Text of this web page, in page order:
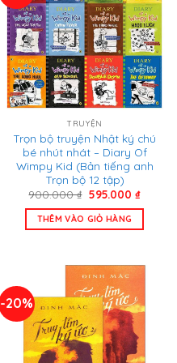
TRUYỆN
Trọn bộ truyện Nhật ký chú
bé nhút nhát – Diary Of
Wimpy Kid (Bản tiếng anh
Trọn bộ 12 tập)
900.000₫ Giá
là:
900.000 ₫.
595.000 ₫Giá
tại
THÊM VÀO GIỎ HÀNG
-20%